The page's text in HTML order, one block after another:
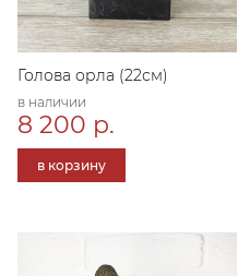
Голова орла (22см)
в наличии
8 200 р.
в корзину